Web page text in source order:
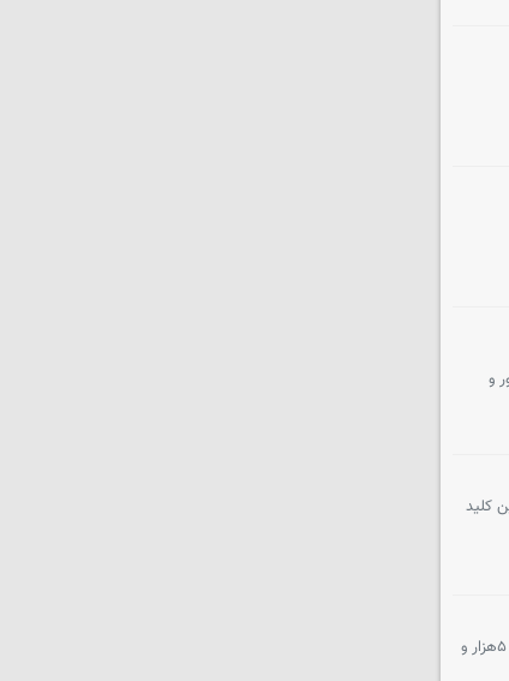
و
کلید
معاون هماهنگی امور اقتصادی استاندار اردبیل گفت: کسب‌وکارهای خلاق یکی از شاخص‌های مهم برای کاهش نرخ بیکاری بوده و از این رو، ۵هزار و